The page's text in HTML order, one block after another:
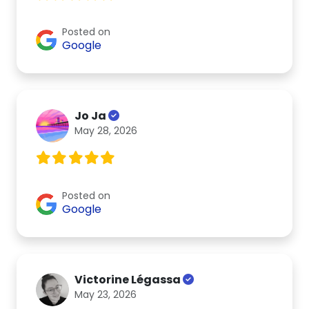
Posted on
Google
Jo Ja
May 28, 2026
Posted on
Google
Victorine Légassa
May 23, 2026